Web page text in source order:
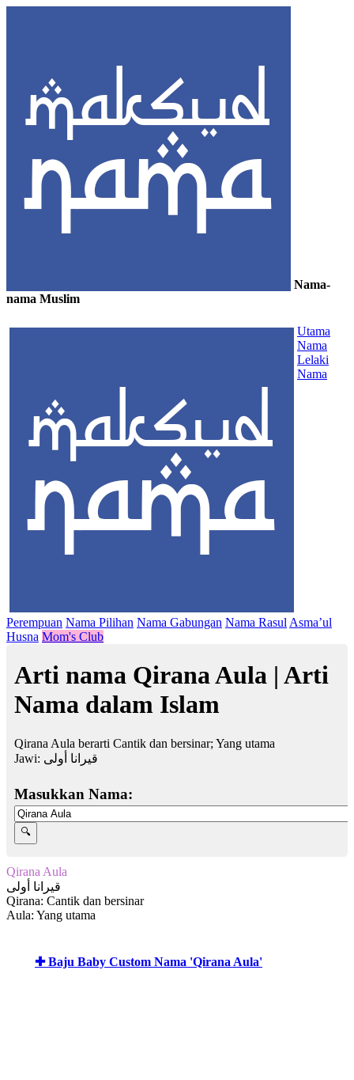
Nama-
nama Muslim
Utama
Nama
Lelaki
Nama
Perempuan Nama Pilihan Nama Gabungan Nama Rasul Asma’ul
Husna Mom's Club
Arti nama Qirana Aula | Arti
Nama dalam Islam
Qirana Aula berarti Cantik dan bersinar; Yang utama
Jawi: قيرانا أولى
Masukkan Nama:
Qirana Aula
قيرانا أولى
Qirana: Cantik dan bersinar
Aula: Yang utama
✚ Baju Baby Custom Nama 'Qirana Aula'